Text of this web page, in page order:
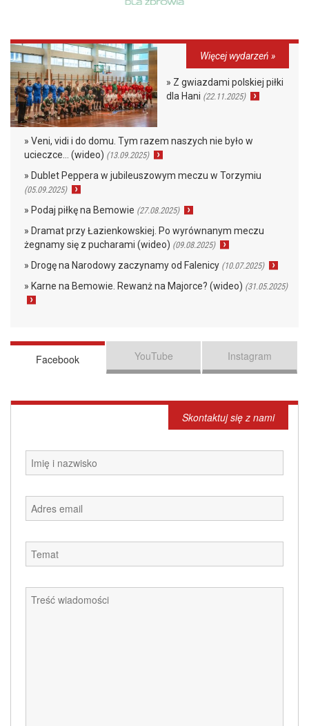
Więcej wydarzeń »
» Z gwiazdami polskiej piłki
dla Hani (22.11.2025)
» Veni, vidi i do domu. Tym razem naszych nie było w
ucieczce… (wideo) (13.09.2025)
» Dublet Peppera w jubileuszowym meczu w Torzymiu
(05.09.2025)
» Podaj piłkę na Bemowie (27.08.2025)
» Dramat przy Łazienkowskiej. Po wyrównanym meczu
żegnamy się z pucharami (wideo) (09.08.2025)
» Drogę na Narodowy zaczynamy od Falenicy (10.07.2025)
» Karne na Bemowie. Rewanż na Majorce? (wideo) (31.05.2025)
Facebook YouTube Instagram
Skontaktuj się z nami